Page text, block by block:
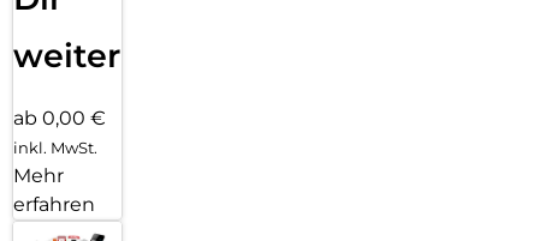
weiter
ab 0,00 €
inkl. MwSt.
Mehr
erfahren